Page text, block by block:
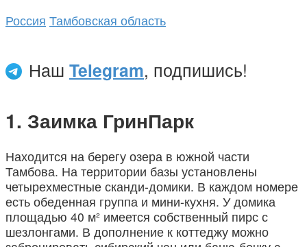
Россия Тамбовская область
Наш Telegram, подпишись!
Заимка ГринПарк
Находится на берегу озера в южной части
Тамбова. На территории базы установлены
четырехместные сканди-домики. В каждом номере
есть обеденная группа и мини-кухня. У домика
площадью 40 м² имеется собственный пирс с
шезлонгами. В дополнение к коттеджу можно